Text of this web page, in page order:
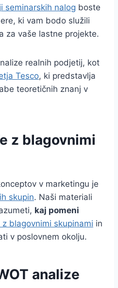
seminarskih nalog boste
ki vam bodo služili
za vaše lastne projekte.
realnih podjetij, kot
Tesco, ki predstavlja
teoretičnih znanj v
z blagovnimi
v marketingu je
skupin. Naši materiali
kaj pomeni
z blagovnimi skupinami in
v poslovnem okolju.
analize